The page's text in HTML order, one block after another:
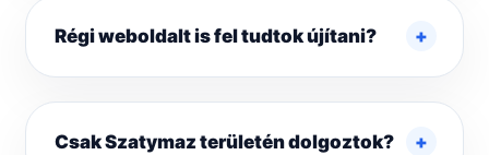
Régi weboldalt is fel tudtok újítani?
Csak Szatymaz területén dolgoztok?